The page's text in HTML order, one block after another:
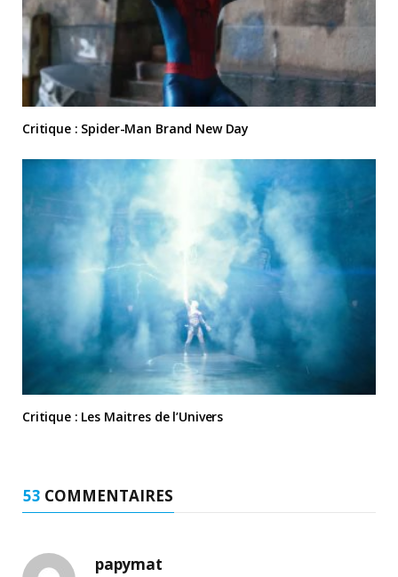
Critique : Spider-Man Brand New Day
Critique : Les Maitres de l’Univers
53 COMMENTAIRES
papymat